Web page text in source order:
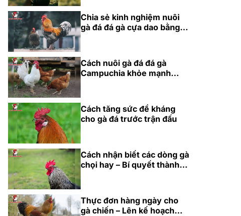
Chia sẻ kinh nghiệm nuôi
gà đá đá gà cựa dao bằng
Cách nuôi gà đá đá gà
Campuchia khỏe mạnh
Cách tăng sức đề kháng
cho gà đá trước trận đấu
Cách nhận biết các dòng gà
chọi hay – Bí quyết thành
Thực đơn hàng ngày cho
gà chiến – Lên kế hoạch